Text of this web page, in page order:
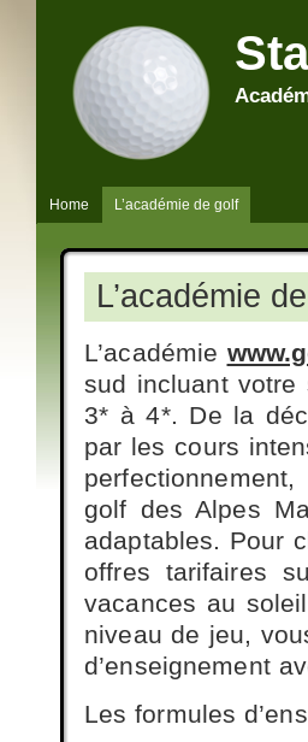
Home L’académie de golf
L’académie
L’académie
sud incluant votre
3* à 4*. De la
par les cours
golf des Alpes
adaptables. Pour
offres tarifaires
vacances au
niveau de jeu,
d’enseignement
Les formules